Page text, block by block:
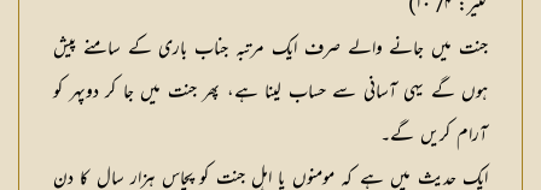
جنت میں جانے والے صرف ایک مرتبہ جناب باری کے سامنے پیش
ہوں گے یہی آسانی سے حساب لینا ہے، پھر جنت میں جا کر دوپہر کو
آرام کریں گے۔
ایک حدیث میں ہے کہ مومنوں یا اہل جنت کو پچاس ہزار سال کا دن